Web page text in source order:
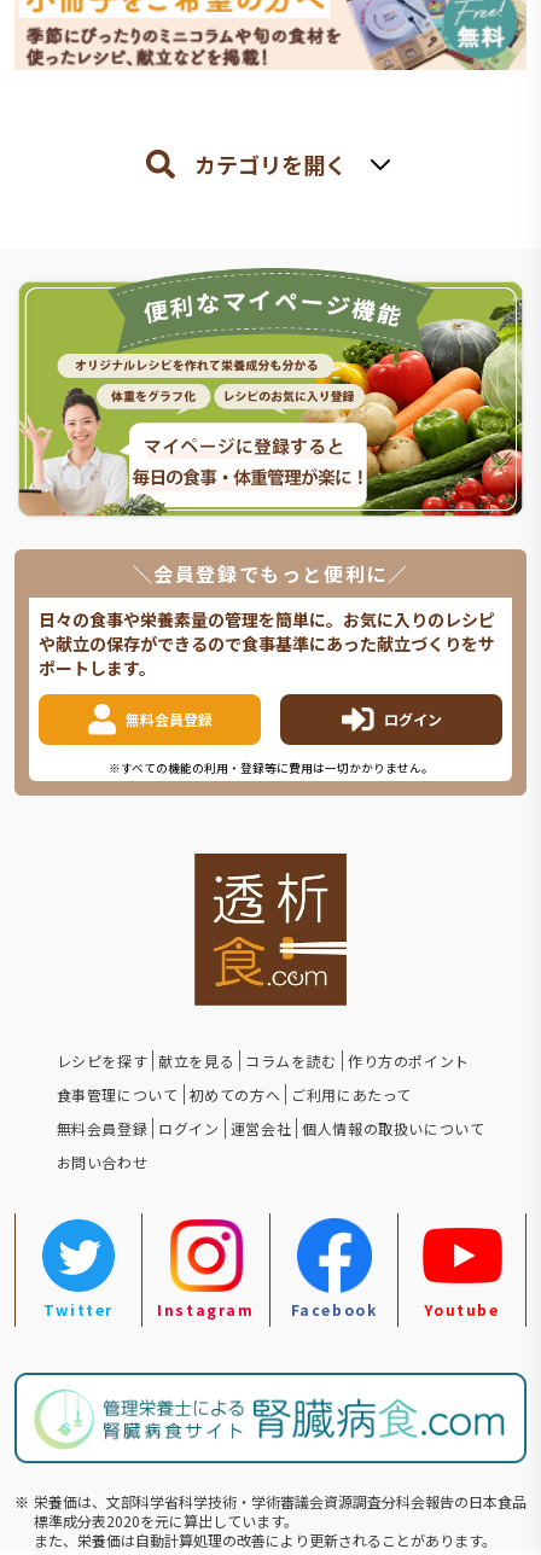
カテゴリを開く
＼会員登録でもっと便利に／
日々の食事や栄養素量の管理を簡単に。お気に入りのレシピ
や献立の保存ができるので食事基準にあった献立づくりをサ
ポートします。
無料会員登録 ログイン
※すべての機能の利用・登録等に費用は一切かかりません。
レシピを探す 献立を見る コラムを読む
作り方のポイント
食事管理について
初めての方へ
ご利用にあたって
無料会員登録 ログイン 運営会社 個人情報の取扱いについて
お問い合わせ
Twitter Instagram Facebook Youtube
※ 栄養価は、文部科学省科学技術・学術審議会資源調査分科会報告の⽇本食品
標準成分表2020を元に算出しています。
また、栄養価は自動計算処理の改善により更新されることがあります。